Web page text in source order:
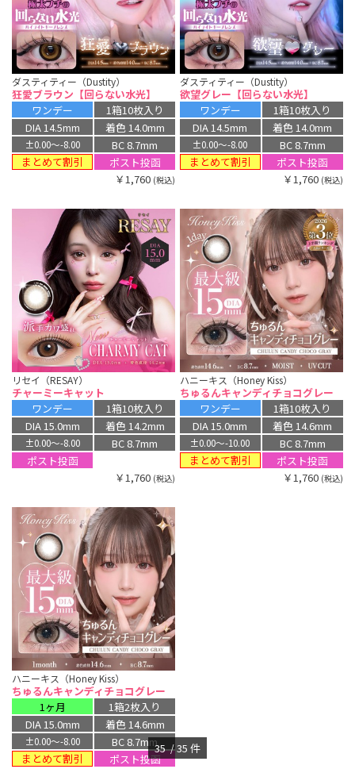
ダスティティー（Dustity）
狂愛ブラウン【回らない水光】
ワンデー
1箱10枚入り
DIA 14.5mm
着色 14.0mm
±0.00〜-8.00
BC 8.7mm
まとめて割引
ポスト投函
￥1,760 (税込)
ダスティティー（Dustity）
欲望グレー【回らない水光】
ワンデー
1箱10枚入り
DIA 14.5mm
着色 14.0mm
±0.00〜-8.00
BC 8.7mm
まとめて割引
ポスト投函
￥1,760 (税込)
リセイ（RESAY）
チャーミーキャット
ワンデー
1箱10枚入り
DIA 15.0mm
着色 14.2mm
±0.00〜-8.00
BC 8.7mm
ポスト投函
￥1,760 (税込)
ハニーキス（Honey Kiss）
ちゅるんキャンディチョコグレー
ワンデー
1箱10枚入り
DIA 15.0mm
着色 14.6mm
±0.00〜-10.00
BC 8.7mm
まとめて割引
ポスト投函
￥1,760 (税込)
ハニーキス（Honey Kiss）
ちゅるんキャンディチョコグレー
1ヶ月
1箱2枚入り
DIA 15.0mm
着色 14.6mm
±0.00〜-8.00
BC 8.7mm
まとめて割引
ポスト投函
35 35 件